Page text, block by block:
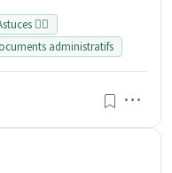
👍🏻
administratifs